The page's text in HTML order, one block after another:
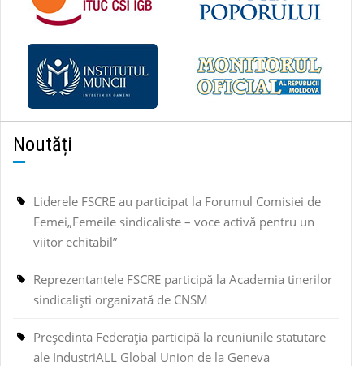
Noutăți
Liderele FSCRE au participat la Forumul Comisiei de
Femei„Femeile sindicaliste – voce activă pentru un
viitor echitabil”
Reprezentantele FSCRE participă la Academia tinerilor
sindicaliști organizată de CNSM
Președinta Federația participă la reuniunile statutare
ale IndustriALL Global Union de la Geneva